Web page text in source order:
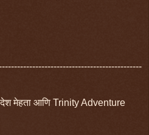
मेहता आणि Trinity Adventure